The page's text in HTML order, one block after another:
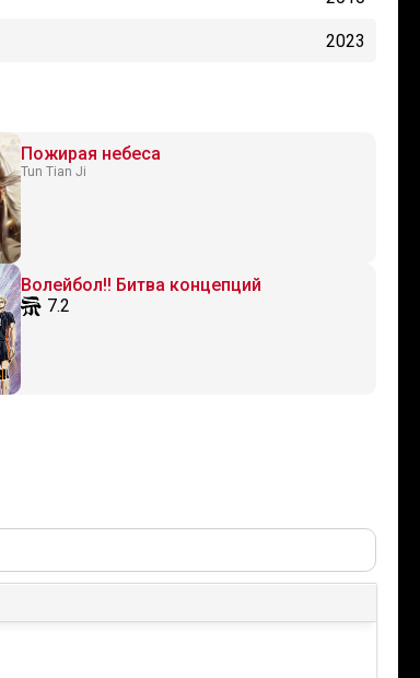
2023
Пожирая небеса
Tun Tian Ji
Волейбол!! Битва концепций
7.2